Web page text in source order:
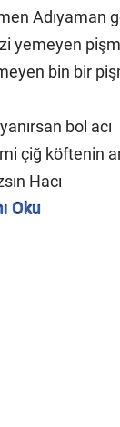
Adıyaman
yemeyen
bin bir
bol acı
çiğ köftenin
Hacı
Oku